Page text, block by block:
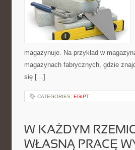
magazynuje. Na przykład w
magazynach fabrycznych, gdzie
się […]
CATEGORIES: EGIPT
W KAŻDYM
WŁASNĄ PRACĘ